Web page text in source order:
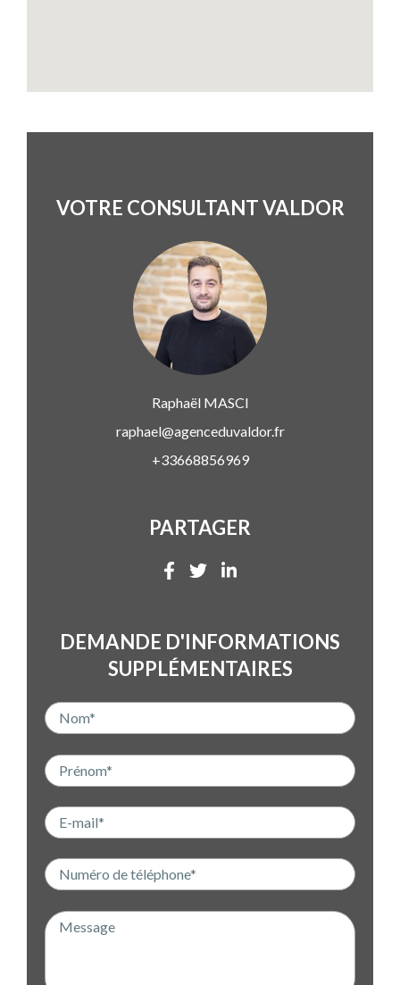
VOTRE CONSULTANT VALDOR
RaphaëlMASCI
raphael@agenceduvaldor.fr
+33668856969
PARTAGER
DEMANDE D'INFORMATIONS
SUPPLÉMENTAIRES